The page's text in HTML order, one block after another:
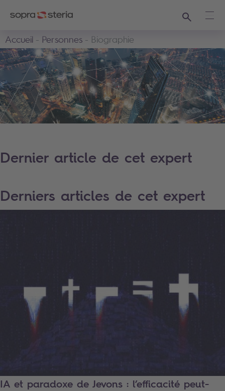
Recherche
Accueil
Personnes Biographie
Dernier article de cet expert
Derniers articles de cet expert
IA et paradoxe de Jevons : l’efficacité peut-